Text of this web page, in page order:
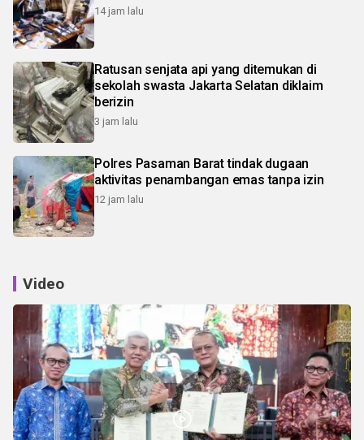
14 jam lalu
Ratusan senjata api yang ditemukan di
sekolah swasta Jakarta Selatan diklaim
berizin
3 jam lalu
Polres Pasaman Barat tindak dugaan
aktivitas penambangan emas tanpa izin
12 jam lalu
Video